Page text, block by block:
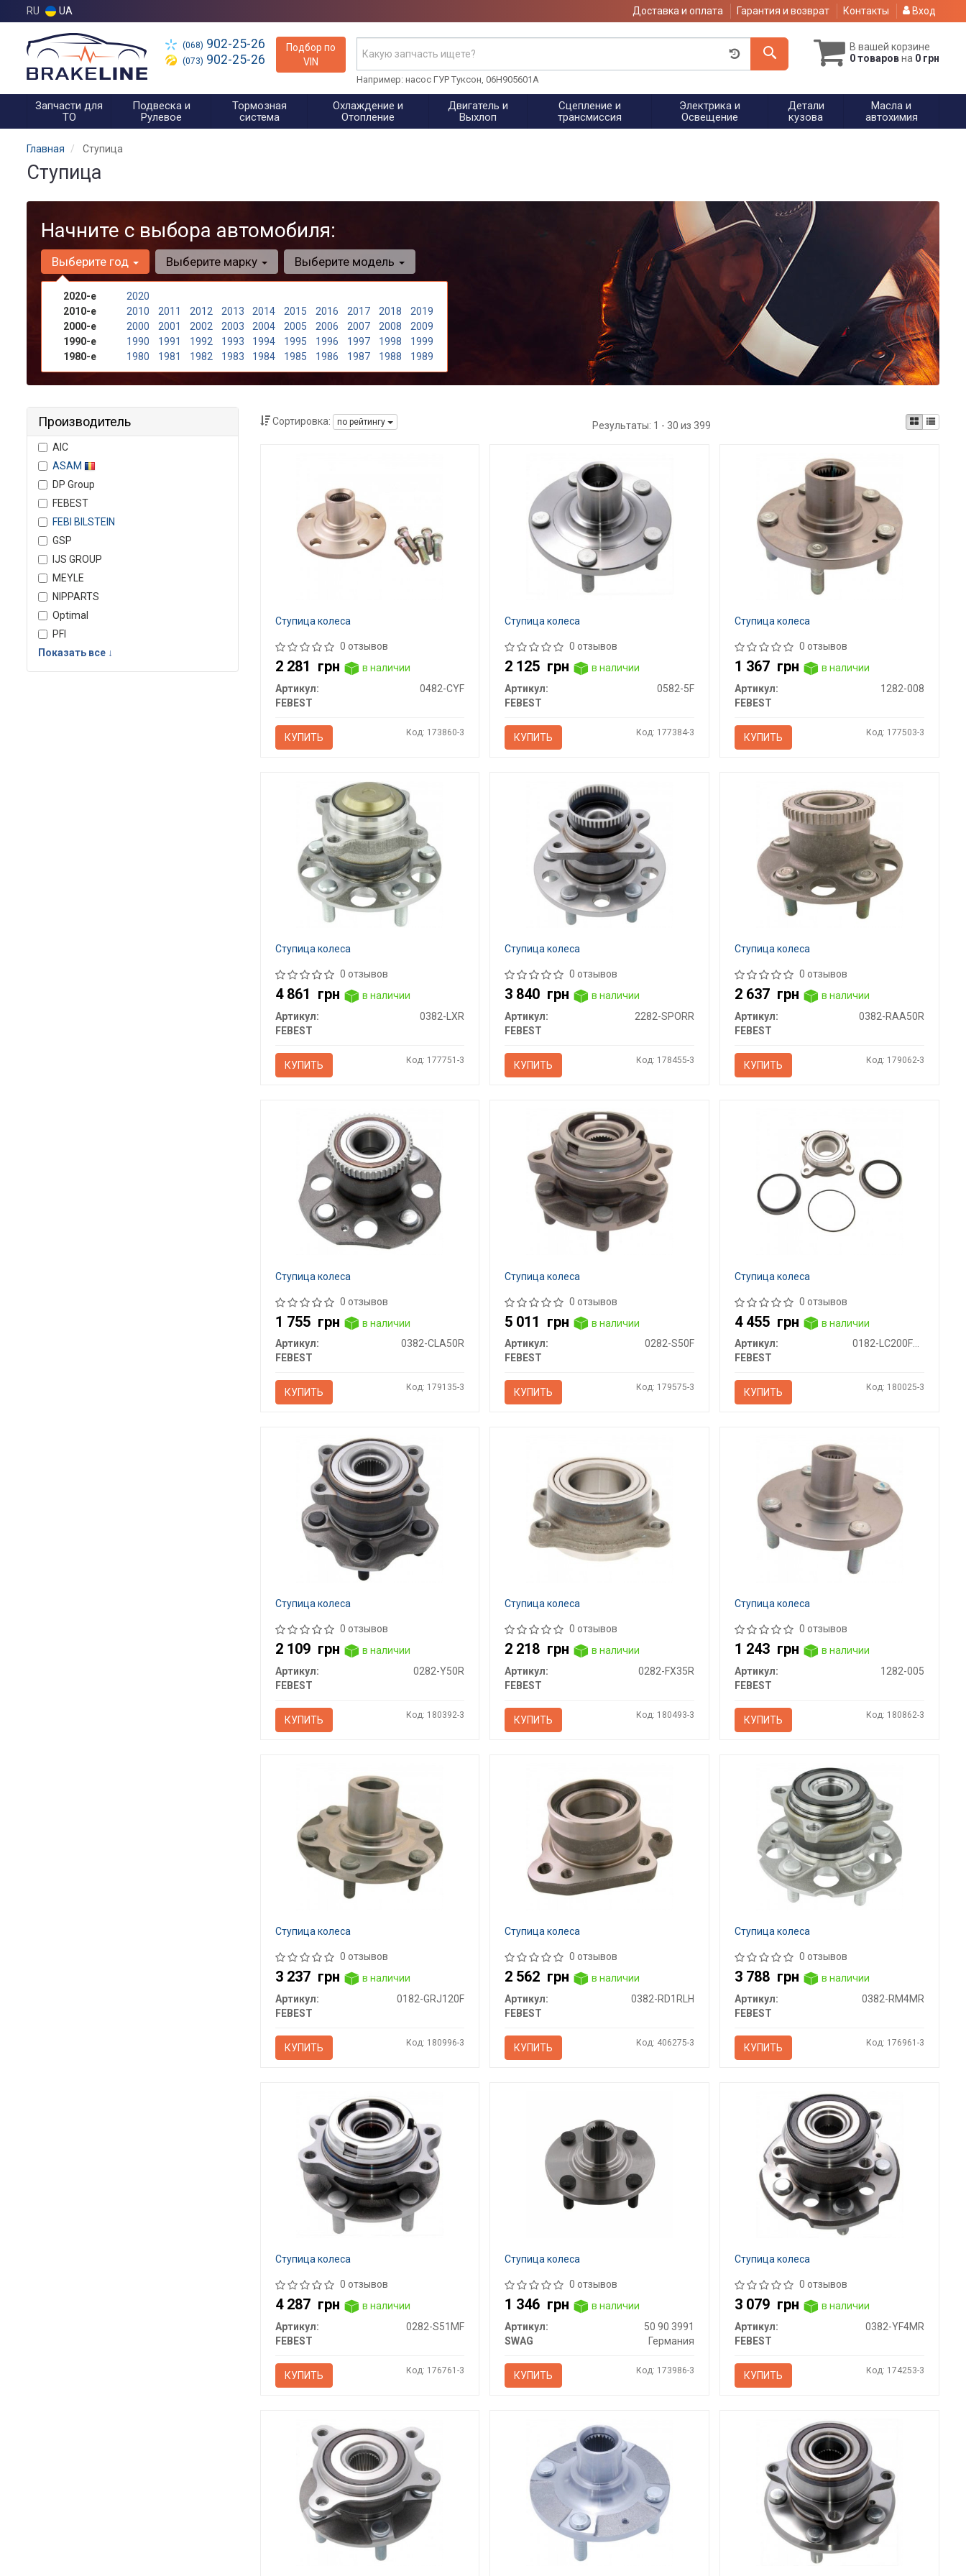
RU UA Доставка и оплата Гарантия и возврат Контакты Вход
(068) 902-25-26
(073) 902-25-26
Подбор по
VIN
В вашей корзине
0 товаровна 0 грн
Например: насос ГУР Туксон, 06H905601A
Запчасти для
ТО
Подвеска и
Рулевое
Тормозная
система
Охлаждение и
Отопление
Двигатель и
Выхлоп
Сцепление и
трансмиссия
Электрика и
Освещение
Детали
кузова
Масла и
автохимия
Главная Ступица
Ступица
Начните с выбора автомобиля:
Выберите год
2020-е
2020
2010-е
2010 2011 2012 2013 2014 2015 2016 2017 2018
2019
2000-е
2000 2001 2002 2003 2004 2005 2006 2007 2008
2009
1990-е
1990 1991 1992 1993 1994 1995 1996 1997 1998
1999
1980-е
1980 1981 1982 1983 1984 1985 1986 1987 1988 1989
Выберите марку Выберите модель
Производитель
AIC
ASAM
DP Group
FEBEST
FEBI BILSTEIN
GSP
IJS GROUP
MEYLE
NIPPARTS
Optimal
PFI
Показать все ↓
Сортировка: по рейтингу Результаты: 1 - 30 из 399
Ступица колеса
0 отзывов
2 281 грн
в наличии
Артикул:
0482-CYF
FEBEST
КУПИТЬ Код: 173860-3
Ступица колеса
0 отзывов
2 125 грн
в наличии
Артикул:
0582-5F
FEBEST
КУПИТЬ Код: 177384-3
Ступица колеса
0 отзывов
1 367 грн
в наличии
Артикул:
1282-008
FEBEST
КУПИТЬ Код: 177503-3
Ступица колеса
0 отзывов
4 861 грн
в наличии
Артикул:
0382-LXR
FEBEST
КУПИТЬ Код: 177751-3
Ступица колеса
0 отзывов
3 840 грн
в наличии
Артикул:
2282-SPORR
FEBEST
КУПИТЬ Код: 178455-3
Ступица колеса
0 отзывов
2 637 грн
в наличии
Артикул:
0382-RAA50R
FEBEST
КУПИТЬ Код: 179062-3
Ступица колеса
0 отзывов
1 755 грн
в наличии
Артикул:
0382-CLA50R
FEBEST
КУПИТЬ Код: 179135-3
Ступица колеса
0 отзывов
5 011 грн
в наличии
Артикул:
0282-S50F
FEBEST
КУПИТЬ Код: 179575-3
Ступица колеса
0 отзывов
4 455 грн
в наличии
Артикул:
0182-LC200FM-KIT
FEBEST
КУПИТЬ Код: 180025-3
Ступица колеса
0 отзывов
2 109 грн
в наличии
Артикул:
0282-Y50R
FEBEST
КУПИТЬ Код: 180392-3
Ступица колеса
0 отзывов
2 218 грн
в наличии
Артикул:
0282-FX35R
FEBEST
КУПИТЬ Код: 180493-3
Ступица колеса
0 отзывов
1 243 грн
в наличии
Артикул:
1282-005
FEBEST
КУПИТЬ Код: 180862-3
Ступица колеса
0 отзывов
3 237 грн
в наличии
Артикул:
0182-GRJ120F
FEBEST
КУПИТЬ Код: 180996-3
Ступица колеса
0 отзывов
2 562 грн
в наличии
Артикул:
0382-RD1RLH
FEBEST
КУПИТЬ Код: 406275-3
Ступица колеса
0 отзывов
3 788 грн
в наличии
Артикул:
0382-RM4MR
FEBEST
КУПИТЬ Код: 176961-3
Ступица колеса
0 отзывов
4 287 грн
в наличии
Артикул:
0282-S51MF
FEBEST
КУПИТЬ Код: 176761-3
Ступица колеса
0 отзывов
1 346 грн
в наличии
Артикул:
50 90 3991
SWAG
Германия
КУПИТЬ Код: 173986-3
Ступица колеса
0 отзывов
3 079 грн
в наличии
Артикул:
0382-YF4MR
FEBEST
КУПИТЬ Код: 174253-3